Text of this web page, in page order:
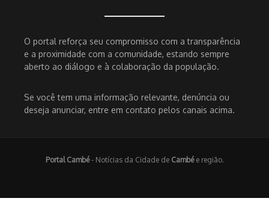
O portal reforça seu compromisso com a transparência
e a proximidade com a comunidade, estando sempre
aberto ao diálogo e à colaboração da população.
Se você tem uma informação relevante, denúncia ou
deseja anunciar, entre em contato pelos canais acima.
Portal Cambé- Notícias da Cidade de Cambée região.